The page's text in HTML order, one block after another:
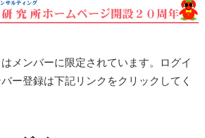
メンバーに限定されています。ログイ
ー登録は下記リンクをクリックしてく